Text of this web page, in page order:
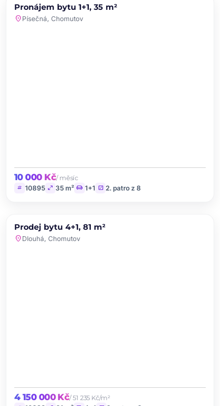
PRONÁJEM
Pronájem bytu 1+1, 35 m²
location_onPísečná, Chomutov
10 000 Kč/ měsíc
tag 10895 open_in_full 35 m² chair 1+1 stairs 2. patro z 8
PRODEJ
Prodej bytu 4+1, 81 m²
location_onDlouhá, Chomutov
4 150 000 Kč/ 51 235 Kč/m²